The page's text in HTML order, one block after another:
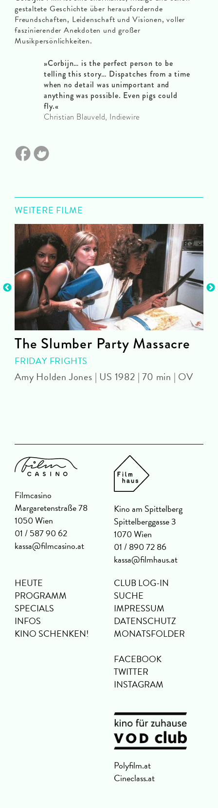
gestaltete Geschichte über herausfordernde
Freundschaften, Leidenschaft und Visionen, voller
faszinierender Anekdoten und großer
Musikpersönlichkeiten.
»Corbijn… is the perfect person to be
telling this story… Dispatches from a time
when no detail was unimportant and
anything was possible. Even pigs could
fly.«
Christian Blauveld, Indiewire
WEITERE FILME
The Slumber Party Massacre
FRIDAY FRIGHTS
Amy Holden Jones | US 1982 | 70 min | OV
Filmcasino
Margaretenstraße 78
1050 Wien
01 / 587 90 62
kassa@filmcasino.at
Kino am Spittelberg
Spittelberggasse 3
1070 Wien
01 / 890 72 86
kassa@filmhaus.at
HEUTE
PROGRAMM
SPECIALS
INFOS
KINO SCHENKEN!
CLUB LOG-IN
SUCHE
IMPRESSUM
DATENSCHUTZ
MONATSFOLDER
FACEBOOK
TWITTER
INSTAGRAM
Polyfilm.at
Cineclass.at